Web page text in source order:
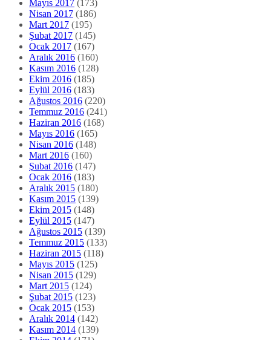
Mayıs 2017 (173)
Nisan 2017 (186)
Mart 2017 (195)
Şubat 2017 (145)
Ocak 2017 (167)
Aralık 2016 (160)
Kasım 2016 (128)
Ekim 2016 (185)
Eylül 2016 (183)
Ağustos 2016 (220)
Temmuz 2016 (241)
Haziran 2016 (168)
Mayıs 2016 (165)
Nisan 2016 (148)
Mart 2016 (160)
Şubat 2016 (147)
Ocak 2016 (183)
Aralık 2015 (180)
Kasım 2015 (139)
Ekim 2015 (148)
Eylül 2015 (147)
Ağustos 2015 (139)
Temmuz 2015 (133)
Haziran 2015 (118)
Mayıs 2015 (125)
Nisan 2015 (129)
Mart 2015 (124)
Şubat 2015 (123)
Ocak 2015 (153)
Aralık 2014 (142)
Kasım 2014 (139)